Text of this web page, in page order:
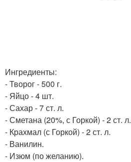
Ингредиенты:
- Творог - 500 г.
- Яйцо - 4 шт.
- Сахар - 7 ст. л.
- Сметана (20%, с Горкой) - 2 ст. л.
- Крахмал (с Горкой) - 2 ст. л.
- Ванилин.
- Изюм (по желанию).